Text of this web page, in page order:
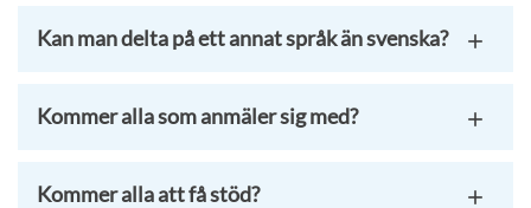
Kan man delta på ett annat språk än svenska?
Kommer alla som anmäler sig med?
Kommer alla att få stöd?